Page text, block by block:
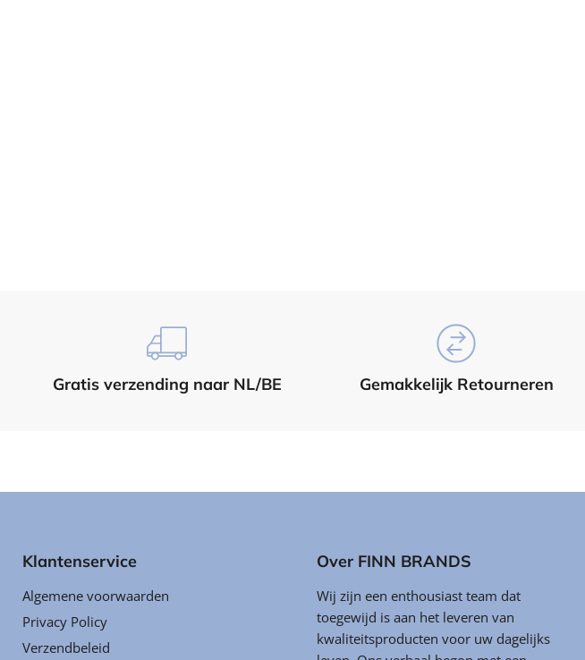
Gratis verzending naar NL/BE Gemakkelijk Retourneren
Klantenservice
Algemene voorwaarden
Privacy Policy
Verzendbeleid
Over FINN BRANDS
Wij zijn een enthousiast team dat
toegewijd is aan het leveren van
kwaliteitsproducten voor uw dagelijks